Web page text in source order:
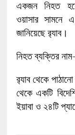
একজন নিহত
ওয়াসার সামনে
জানিয়েছে র‌্যাব।
নিহত ব্যক্তির নাম-
র‌্যাব থেকে
থেকে একটি
ইয়াবা ও ২৪টি